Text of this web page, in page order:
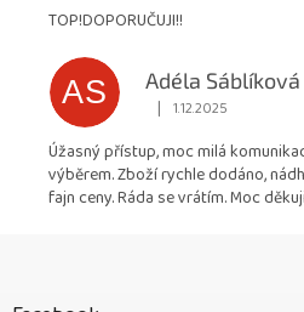
TOP!DOPORUČUJI!!
AS
Adéla Sáblíková
Hodnocení obchodu
| 1.12.2025
Úžasný přístup, moc milá
výběrem. Zboží rychle dodáno,
fajn ceny. Ráda se vrátím. Moc